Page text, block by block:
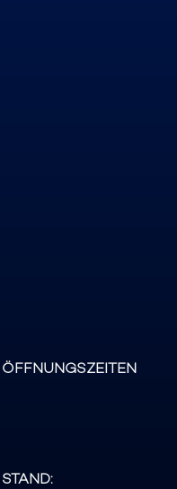
ÖFFNUNGSZEITEN
STAND: